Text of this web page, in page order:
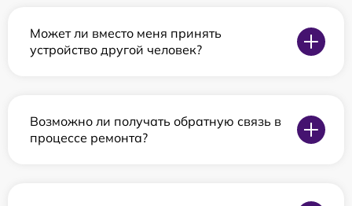
Может ли вместо меня принять
устройство другой человек?
Возможно ли получать обратную связь в
процессе ремонта?